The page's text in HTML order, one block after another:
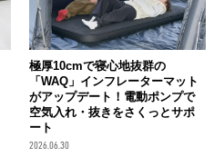
極厚10cmで寝心地抜群の
「WAQ」インフレーターマット
がアップデート！電動ポンプで
空気入れ・抜きをさくっとサポ
ート
2026.06.30